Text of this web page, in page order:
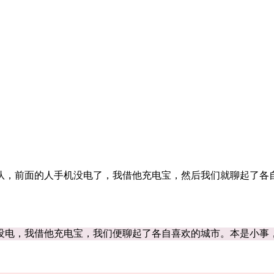
前面的人手机没电了，我借他充电宝，然后我们就聊起了
，我借他充电宝，我们便聊起了各自喜欢的城市。本是小